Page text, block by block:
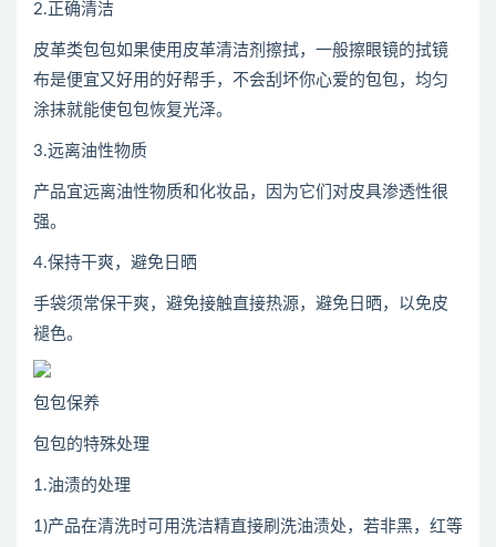
2.正确清洁
皮革类包包如果使用皮革清洁剂擦拭，一般擦眼镜的拭镜
布是便宜又好用的好帮手，不会刮坏你心爱的包包，均匀
涂抹就能使包包恢复光泽。
3.远离油性物质
产品宜远离油性物质和化妆品，因为它们对皮具渗透性很
强。
4.保持干爽，避免日晒
手袋须常保干爽，避免接触直接热源，避免日晒，以免皮
褪色。
包包保养
包包的特殊处理
1.油渍的处理
1)产品在清洗时可用洗洁精直接刷洗油渍处，若非黑，红等